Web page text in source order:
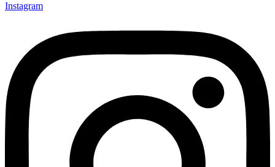
Instagram